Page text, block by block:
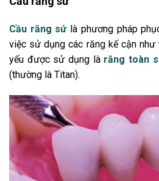
Cầu răng sứlà phương pháp
việc sử dụng các răng kế cận
yếu được sử dụng là răng toàn
(thường là Titan).